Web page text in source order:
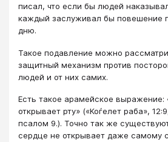
писал, что если бы людей
каждый заслуживал бы повешение
дню.
Такое подавление можно
защитный механизм против
людей и от них самих.
Есть такое арамейское выражение:
открывает рту» («Коѓелет раба»,
псалом 9.). Точно так же
сердце не открывает даже самому